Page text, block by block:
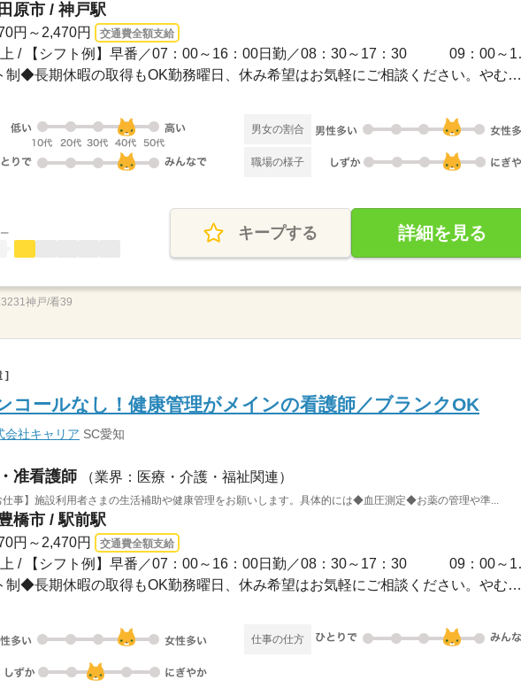
原市 / 神戸駅
円～2,470円 交通費全額支給
3ヵ月以
◆シフト制◆長期休暇の取得もOK勤務曜日、休み希望はお気軽にご相談ください。やむを得...
男女の割合
職場の様子
キープする 詳細を見る
神戸/看39
]
コールなし！健康管理がメインの看護師／ブランクOK
会社キャリア SC愛知
准看護師 （業界：医療・介護・福祉関連）
仕事】施設利用者さまの生活補助や健康管理をお願いします。具体的には◆血圧測定◆お薬の管理や準...
橋市 / 駅前駅
円～2,470円 交通費全額支給
3ヵ月以
◆シフト制◆長期休暇の取得もOK勤務曜日、休み希望はお気軽にご相談ください。やむを得...
仕事の仕方